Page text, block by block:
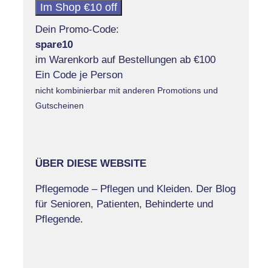
Im Shop €10 off
Dein Promo-Code:
spare10
im Warenkorb auf Bestellungen ab €100
Ein Code je Person
nicht kombinierbar mit anderen Promotions und
Gutscheinen
ÜBER DIESE WEBSITE
Pflegemode – Pflegen und Kleiden. Der Blog
für Senioren, Patienten, Behinderte und
Pflegende.